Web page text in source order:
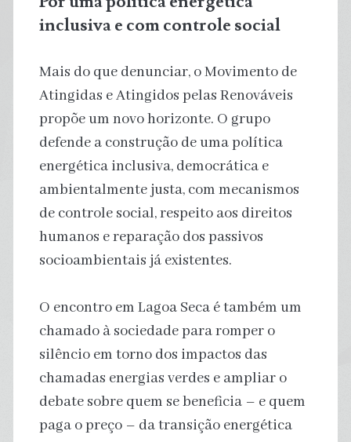
inclusiva e com controle social
Mais do que denunciar, o Movimento de
Atingidas e Atingidos pelas Renováveis
propõe um novo horizonte. O grupo
defende a construção de uma política
energética inclusiva, democrática e
ambientalmente justa, com mecanismos
de controle social, respeito aos direitos
humanos e reparação dos passivos
socioambientais já existentes.
O encontro em Lagoa Seca é também um
chamado à sociedade para romper o
silêncio em torno dos impactos das
chamadas energias verdes e ampliar o
debate sobre quem se beneficia – e quem
paga o preço – da transição energética